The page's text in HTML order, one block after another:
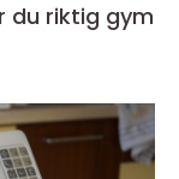
du riktig gym